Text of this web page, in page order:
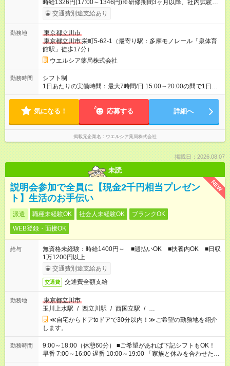
時給1326円(17:00～1346円)※研修期間3ヶ月以降、社内試験に
よる更新判定あり 社内試験合格後、時給＋50～100円の昇給あ
り （大学生は＋20円） 試用期間あり：入社日から3ヶ月間／本
間の長さ：3ヶ月 雇用形態、給与は本採用時と同じです。
交通費別途支給あり
勤務地
東京都立川市
東京都立川市栄町5-62-1（最寄り駅：多摩モノレール「泉体育
館駅」徒歩17分）
ウエルシア薬局株式会社
勤務時間
シフト制
1日あたりの実働時間：最大7時間/日 15:00～20:00の間で1日4
～5時間の勤務 ☆週2日～応相談 ※勤務曜日応相談 ☆未経験・無
気になる！ 応募する 詳細へ
掲載元企業名 ウエルシア薬局株式会社
掲載日：2026.08.07
未読
NEW
説明会参加で全員に【現金2千円相当プレゼン
ト】生活のお手伝い
派遣 職種未経験OK 社会人未経験OK
ブランクOK
WEB登録・面接OK
給与
無資格未経験：時給1400円～ ■週払いOK ■扶養内OK ■日収
1万1200円以上
交通費別途支給あり
交通費 交通費全額支給
勤務地
東京都立川市
玉川上水駅 / 西立川駅 / 西国立駅 / …
≪自宅からドアtoドアで30分以内！≫ご希望の勤務地を紹介
します。
勤務時間
9:00～18:00（休憩60分） ■ご希望があれば下記シフトもOK！
早番 7:00～16:00 遅番 10:00～19:00 「家族と休みを合わせた
い」 「余裕を持って夕飯の準備がしたい」 「できれば残業はし